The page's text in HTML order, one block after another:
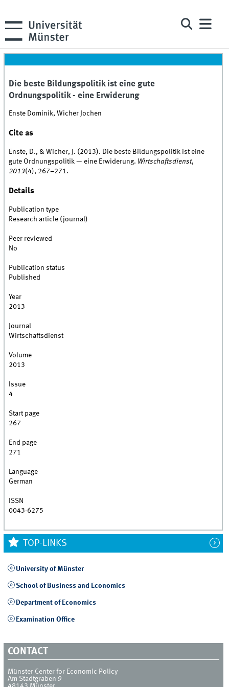
Die beste Bildungspolitik ist eine gute
Ordnungspolitik - eine Erwiderung
Enste Dominik, Wicher Jochen
Cite as
Enste, D., & Wicher, J. (2013). Die beste Bildungspolitik ist eine
gute Ordnungspolitik — eine Erwiderung. Wirtschaftsdienst,
2013(4), 267–271.
Details
Publication type
Research article (journal)
Peer reviewed
No
Publication status
Published
Year
2013
Journal
Wirtschaftsdienst
Volume
2013
Issue
4
Start page
267
End page
271
Language
German
ISSN
0043-6275
TOP-LINKS
University of Münster
School of Business and Economics
Department of Economics
Examination Office
CONTACT
Münster Center for Economic Policy
Am Stadtgraben 9